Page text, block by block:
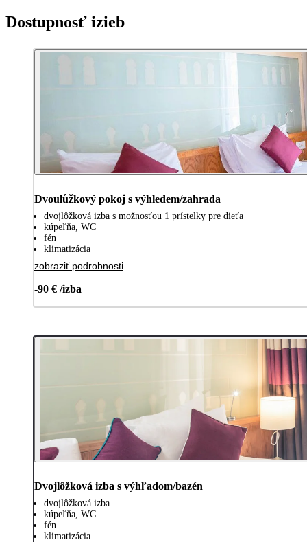
Dostupnosť izieb
Dvoulůžkový pokoj s výhledem/zahrada
dvojlôžková izba s možnosťou 1 prístelky pre dieťa
kúpeľňa, WC
fén
klimatizácia
zobraziť podrobnosti
-90 € /izba
Dvojlôžková izba s výhľadom/bazén
dvojlôžková izba
kúpeľňa, WC
fén
klimatizácia